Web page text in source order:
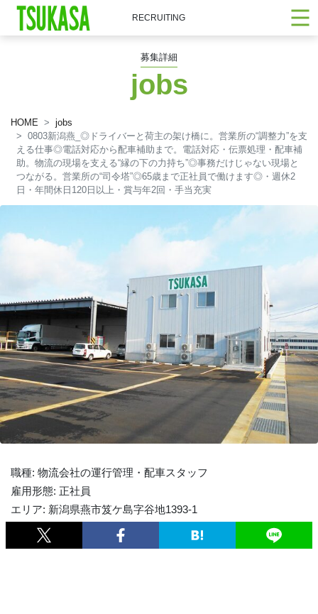
RECRUITING
募集詳細
jobs
HOME
jobs
0803新潟燕_◎ドライバーと荷主の架け橋に。営業所の“調整力”を支
える仕事◎電話対応から配車補助まで。電話対応・伝票処理・配車補
助。物流の現場を支える“縁の下の力持ち”◎事務だけじゃない現場と
つながる。営業所の“司令塔”◎65歳まで正社員で働けます◎・週休2
日・年間休日120日以上・賞与年2回・手当充実
職種: 物流会社の運行管理・配車スタッフ
雇用形態: 正社員
エリア: 新潟県燕市笈ケ島字谷地1393-1